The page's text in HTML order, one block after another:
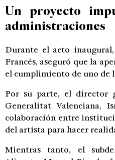
Un proyecto
administraciones
Durante el acto
Francés, aseguró que la
el cumplimiento de uno de
Por su parte, el director
Generalitat Valenciana,
colaboración entre
del artista para hacer
Mientras tanto, el